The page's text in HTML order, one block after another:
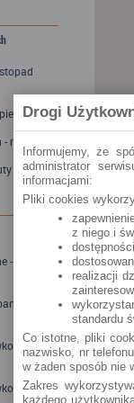
2022
maj 2022
2022
- styczeń
-
Drogi
Informujemy, że
administrator
informacjami:
Pliki cookies
z niego i
realizacji
standardu
Co istotne, pliki
nazwisko, nr
w żaden sposób nie
Zakres
każdego